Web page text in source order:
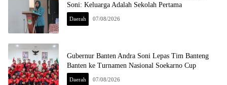
Soni: Keluarga Adalah Sekolah Pertama
Daerah 07/08/2026
Gubernur Banten Andra Soni Lepas Tim Banteng
Banten ke Turnamen Nasional Soekarno Cup
Daerah 07/08/2026